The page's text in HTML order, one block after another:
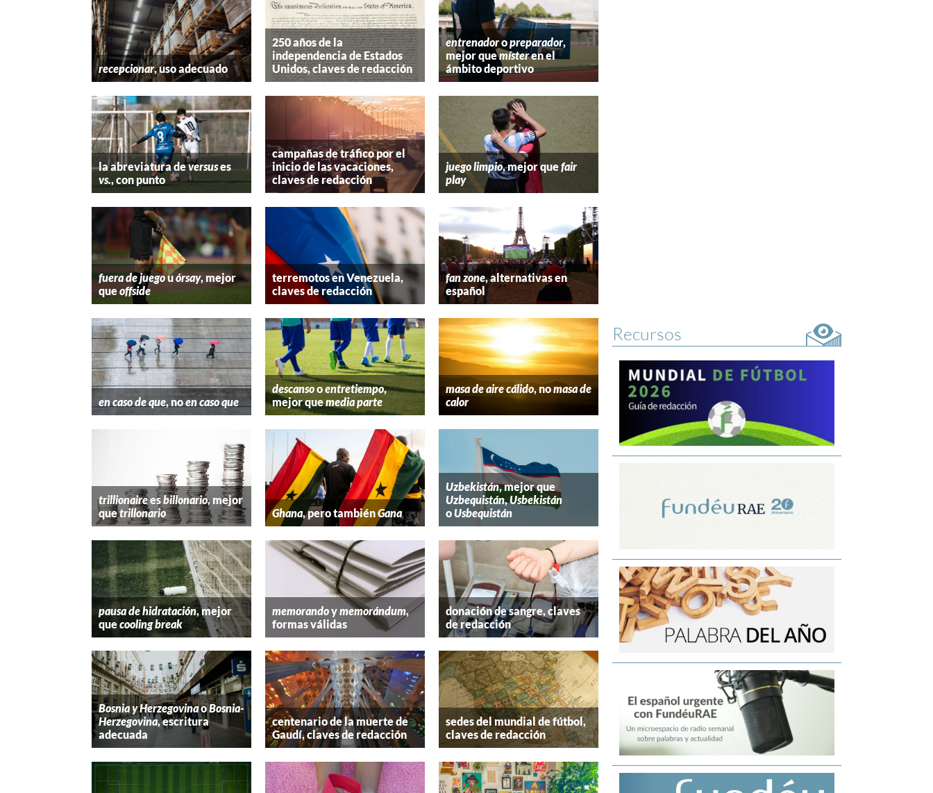
recepcionar, uso adecuado
250 años de la
independencia de Estados
Unidos, claves de redacción
entrenadoropreparador,
mejor quemísteren el
ámbito deportivo
la abreviatura deversuses
vs., con punto
campañas de tráfico por el
inicio de las vacaciones,
claves de redacción
juego limpio, mejor quefair
play
fuera de juegouórsay, mejor
queoffside
terremotos en Venezuela,
claves de redacción
fan zone, alternativas en
español
en caso de que, noen caso que
descansooentretiempo,
mejor quemedia parte
masa de aire cálido, nomasa de
calor
trillionaireesbillonario, mejor
quetrillonario Ghana, pero tambiénGana
Uzbekistán, mejor que
Uzbequistán,Usbekistán
oUsbequistán
pausa de hidratación, mejor
quecooling break
memorandoymemorándum,
formas válidas
donación de sangre, claves
de redacción
Bosnia y HerzegovinaoBosnia-
Herzegovina, escritura
adecuada
centenario de la muerte de
Gaudí, claves de redacción
sedes del mundial de fútbol,
claves de redacción
Recursos